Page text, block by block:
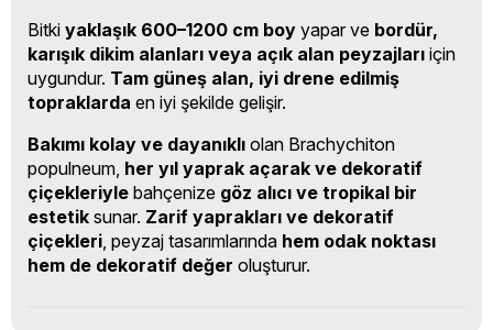
Bitki yaklaşık 600–1200 cm boy yapar ve bordür,
karışık dikim alanları veya açık alan peyzajları için
uygundur. Tam güneş alan, iyi drene edilmiş
topraklarda en iyi şekilde gelişir.
Bakımı kolay ve dayanıklı olan Brachychiton
populneum, her yıl yaprak açarak ve dekoratif
çiçekleriyle bahçenize göz alıcı ve tropikal bir
estetik sunar. Zarif yaprakları ve dekoratif
çiçekleri , peyzaj tasarımlarında hem odak noktası
hem de dekoratif değer oluşturur.